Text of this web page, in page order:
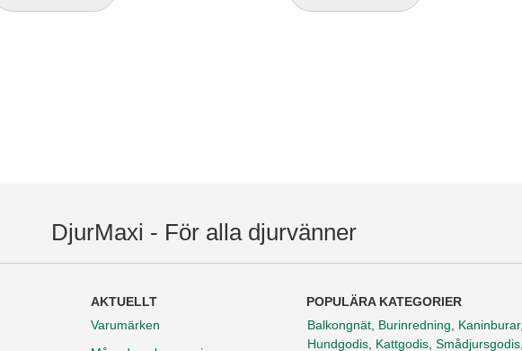
DjurMaxi - För alla djurvänner
AKTUELLT
Varumärken
POPULÄRA KATEGORIER
Balkongnät Burinredning Kaninburar,
Hundgodis Kattgodis Smådjursgodis